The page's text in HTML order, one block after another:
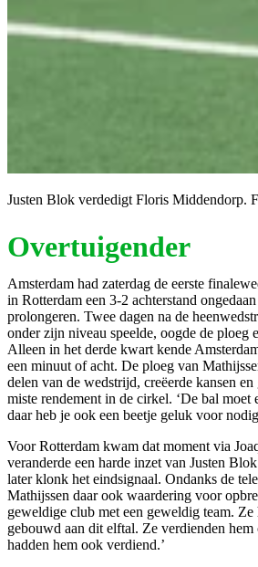
Justen Blok verdedigt Floris Middendorp.
Overtuigender
Amsterdam had zaterdag de eerste
in Rotterdam een 3-2 achterstand
prolongeren. Twee dagen na de
onder zijn niveau speelde, oogde de ploeg
Alleen in het derde kwart kende
een minuut of acht. De ploeg van
delen van de wedstrijd, creëerde kansen
miste rendement in de cirkel. ‘De bal
daar heb je ook een beetje geluk voor
Voor Rotterdam kwam dat moment via
veranderde een harde inzet van Justen
later klonk het eindsignaal. Ondanks de
Mathijssen daar ook waardering voor
geweldige club met een geweldig team. Ze
gebouwd aan dit elftal. Ze verdienden
hadden hem ook verdiend.’